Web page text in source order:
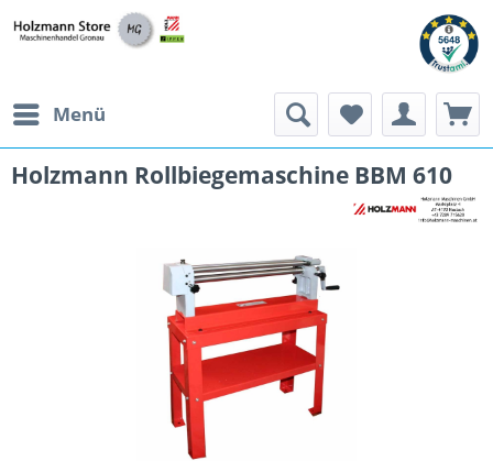
Menü
Holzmann Rollbiegemaschine BBM 610